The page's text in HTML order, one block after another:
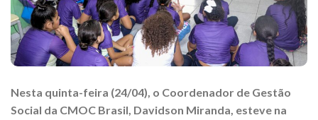
Nesta quinta-feira (24/04), o Coordenador de Gestão
Social da CMOC Brasil, Davidson Miranda, esteve na